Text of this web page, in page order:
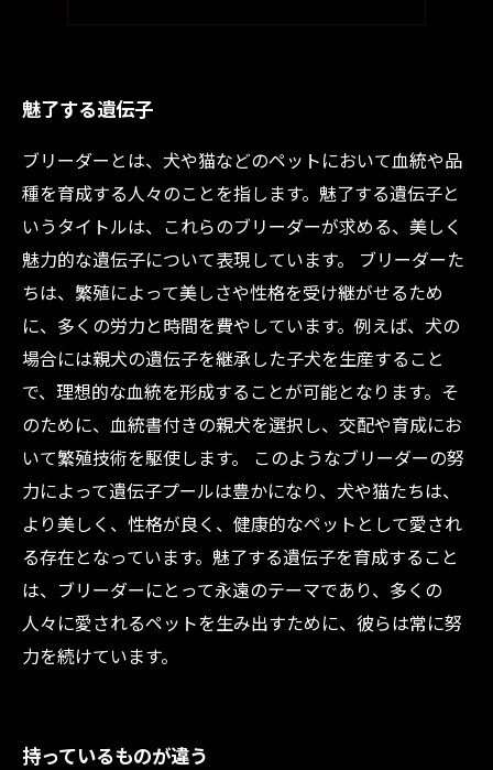
魅了する遺伝子
ブリーダーとは、犬や猫などのペットにおいて血統や品
種を育成する人々のことを指します。魅了する遺伝子と
いうタイトルは、これらのブリーダーが求める、美しく
魅力的な遺伝子について表現しています。 ブリーダーた
ちは、繁殖によって美しさや性格を受け継がせるため
に、多くの労力と時間を費やしています。例えば、犬の
場合には親犬の遺伝子を継承した子犬を生産すること
で、理想的な血統を形成することが可能となります。そ
のために、血統書付きの親犬を選択し、交配や育成にお
いて繁殖技術を駆使します。 このようなブリーダーの努
力によって遺伝子プールは豊かになり、犬や猫たちは、
より美しく、性格が良く、健康的なペットとして愛され
る存在となっています。魅了する遺伝子を育成すること
は、ブリーダーにとって永遠のテーマであり、多くの
人々に愛されるペットを生み出すために、彼らは常に努
力を続けています。
持っているものが違う